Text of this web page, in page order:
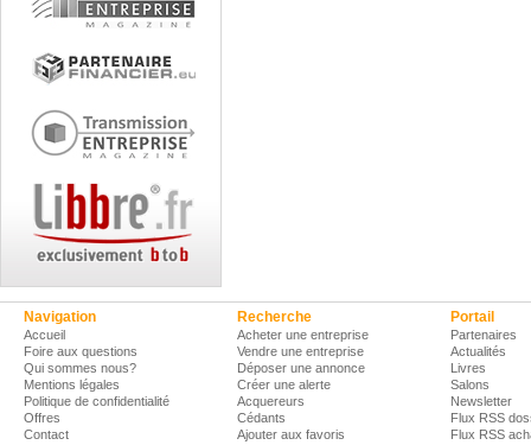
Navigation
Accueil
Foire aux questions
Qui sommes nous?
Mentions légales
Politique de confidentialité
Offres
Contact
Recherche
Acheter une entreprise
Vendre une entreprise
Déposer une annonce
Créer une alerte
Acquereurs
Cédants
Ajouter aux favoris
Portail
Partenaires
Actualités
Livres
Salons
Newsletter
Flux RSS
Flux RSS